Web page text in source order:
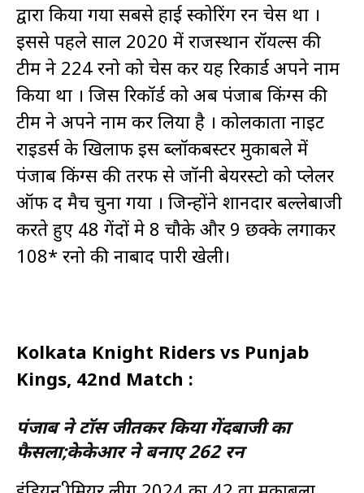
द्वारा किया गया सबसे हाई स्कोरिंग रन चेस था ।
इससे पहले साल 2020 में राजस्थान रॉयल्स की
टीम ने 224 रनो को चेस कर यह रिकार्ड अपने नाम
किया था । जिस रिकॉर्ड को अब पंजाब किंग्स की
टीम ने अपने नाम कर लिया है । कोलकाता नाइट
राइडर्स के खिलाफ इस ब्लॉकबस्टर मुकाबले में
पंजाब किंग्स की तरफ से जॉनी बेयरस्टो को प्लेलर
ऑफ द मैच चुना गया । जिन्होंने शानदार बल्लेबाजी
करते हुए 48 गेंदों मे 8 चौके और 9 छक्के लगाकर
108* रनो की नाबाद पारी खेली।
Kolkata Knight Riders vs Punjab
Kings, 42nd Match :
पंजाब ने टॉस जीतकर किया गेंदबाजी का
फैसला;केकेआर ने बनाए 262 रन